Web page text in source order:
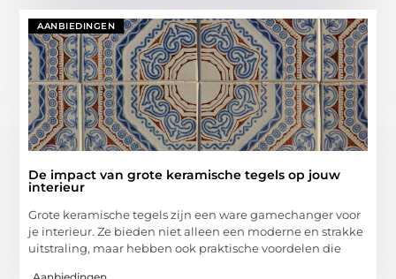
AANBIEDINGEN
De impact van grote keramische tegels op jouw
interieur
Grote keramische tegels zijn een ware gamechanger voor
je interieur. Ze bieden niet alleen een moderne en strakke
uitstraling, maar hebben ook praktische voordelen die